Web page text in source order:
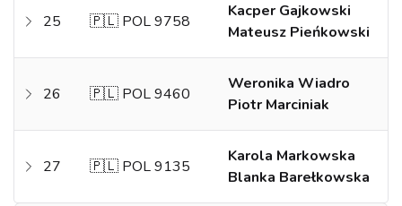
25 🇵🇱 POL 9758
Kacper Gajkowski
Mateusz Pieńkowski
26 🇵🇱 POL 9460
Weronika Wiadro
Piotr Marciniak
27 🇵🇱 POL 9135
Karola Markowska
Blanka Barełkowska